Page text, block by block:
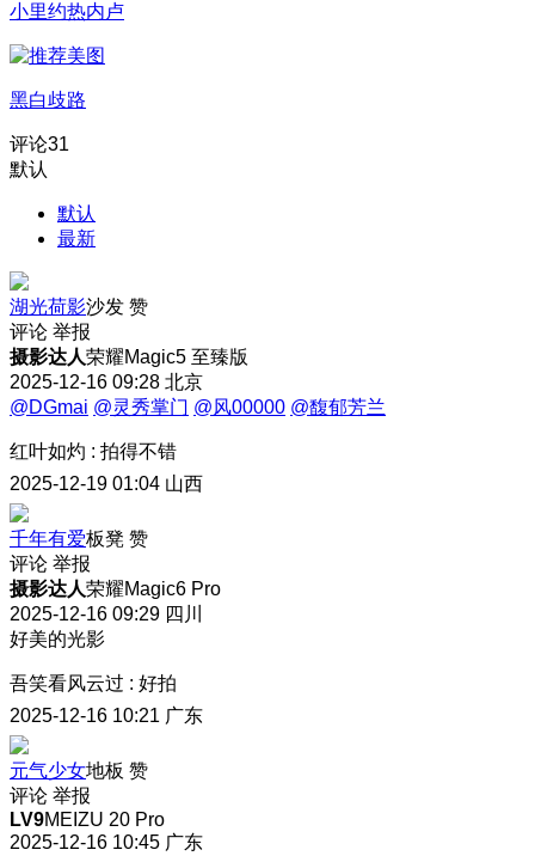
小里约热内卢
黑白歧路
评论31
默认
默认
最新
湖光荷影沙发 赞
评论 举报
摄影达人荣耀Magic5 至臻版
2025-12-16 09:28 北京
@DGmai @灵秀掌门 @风00000 @馥郁芳兰
红叶如灼 : 拍得不错
2025-12-19 01:04 山西
千年有爱板凳 赞
评论 举报
摄影达人荣耀Magic6 Pro
2025-12-16 09:29 四川
好美的光影
吾笑看风云过 : 好拍
2025-12-16 10:21 广东
元气少女地板 赞
评论 举报
LV9MEIZU 20 Pro
2025-12-16 10:45 广东